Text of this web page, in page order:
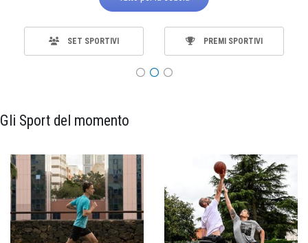
SET SPORTIVI PREMI SPORTIVI
Gli Sport del momento